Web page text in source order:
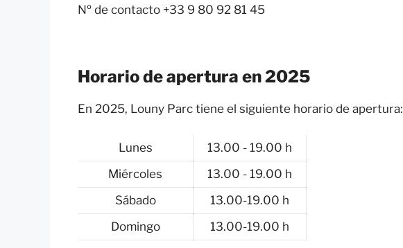
Nº de contacto +33 9 80 92 81 45
Horario de apertura en 2025
En 2025, Louny Parc tiene el siguiente horario de apertura:
Lunes
13.00 - 19.00 h
Miércoles
13.00 - 19.00 h
Sábado
13.00-19.00 h
Domingo
13.00-19.00 h